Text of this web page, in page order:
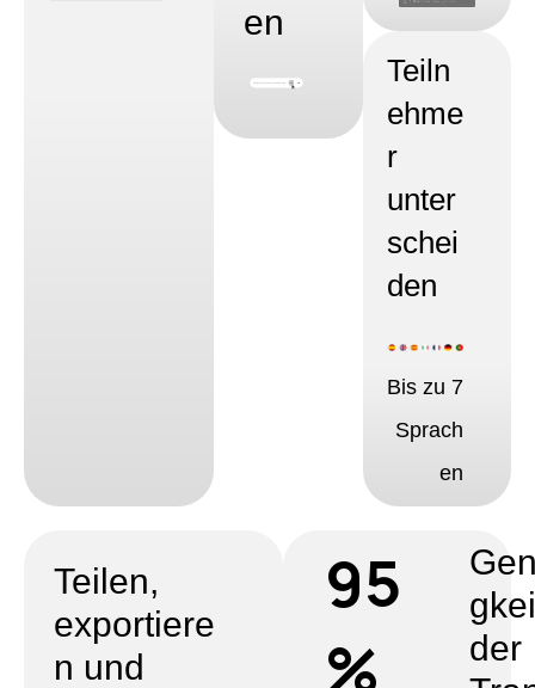
en
Teiln
ehme
r
unter
schei
den
Bis zu 7
Sprach
en
Teilen,
exportiere
n und
95
%
der